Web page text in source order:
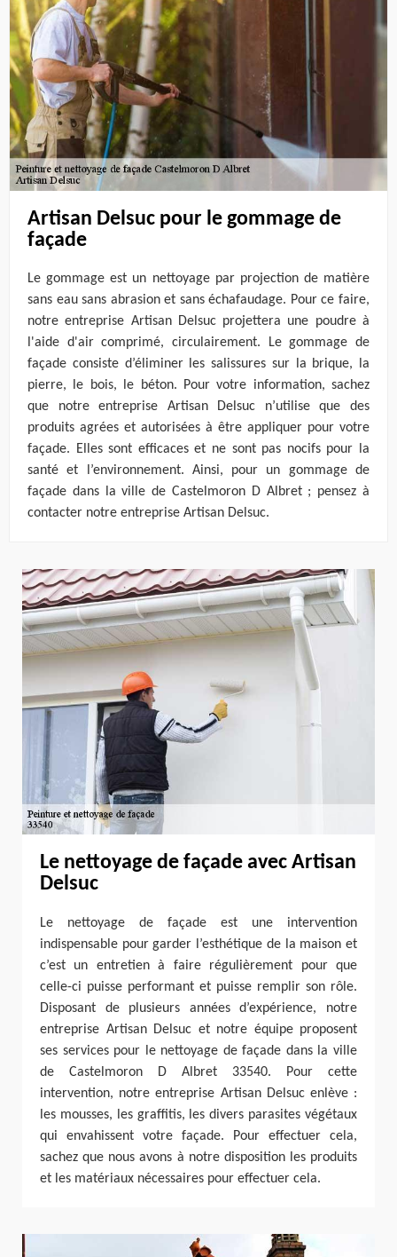
Artisan Delsuc pour le gommage de
façade
Le gommage est un nettoyage par projection de matière
sans eau sans abrasion et sans échafaudage. Pour ce faire,
notre entreprise Artisan Delsuc projettera une poudre à
l'aide d'air comprimé, circulairement. Le gommage de
façade consiste d’éliminer les salissures sur la brique, la
pierre, le bois, le béton. Pour votre information, sachez
que notre entreprise Artisan Delsuc n’utilise que des
produits agrées et autorisées à être appliquer pour votre
façade. Elles sont efficaces et ne sont pas nocifs pour la
santé et l’environnement. Ainsi, pour un gommage de
façade dans la ville de Castelmoron D Albret ; pensez à
contacter notre entreprise Artisan Delsuc.
Le nettoyage de façade avec Artisan
Delsuc
Le nettoyage de façade est une intervention
indispensable pour garder l’esthétique de la maison et
c’est un entretien à faire régulièrement pour que
celle-ci puisse performant et puisse remplir son rôle.
Disposant de plusieurs années d’expérience, notre
entreprise Artisan Delsuc et notre équipe proposent
ses services pour le nettoyage de façade dans la ville
de Castelmoron D Albret 33540. Pour cette
intervention, notre entreprise Artisan Delsuc enlève :
les mousses, les graffitis, les divers parasites végétaux
qui envahissent votre façade. Pour effectuer cela,
sachez que nous avons à notre disposition les produits
et les matériaux nécessaires pour effectuer cela.